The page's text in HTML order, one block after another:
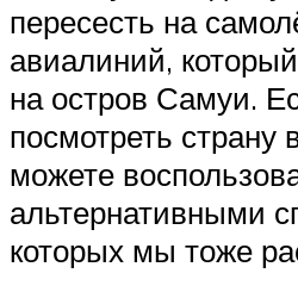
пересесть на
авиалиний,
на остров Самуи.
посмотреть страну
можете
альтернативными
которых мы тоже